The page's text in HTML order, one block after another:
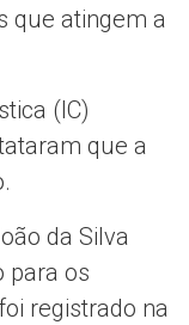
que atingem a
(IC)
que a
da Silva
para os
registrado na